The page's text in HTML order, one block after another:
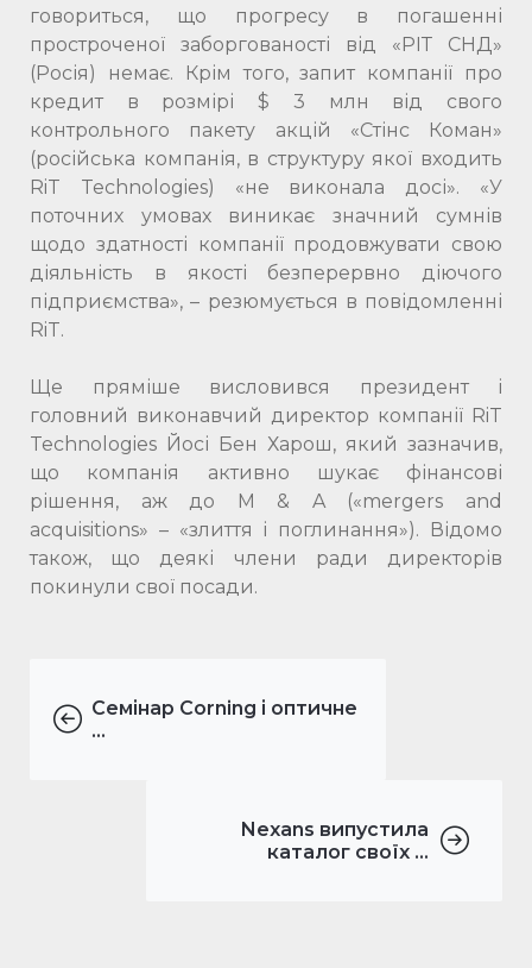
говориться, що прогресу в погашенні
простроченої заборгованості від «РІТ СНД»
(Росія) немає. Крім того, запит компанії про
кредит в розмірі $ 3 млн від свого
контрольного пакету акцій «Стінс Коман»
(російська компанія, в структуру якої входить
RiT Technologies) «не виконала досі». «У
поточних умовах виникає значний сумнів
щодо здатності компанії продовжувати свою
діяльність в якості безперервно діючого
підприємства», – резюмується в повідомленні
RiT.
Ще пряміше висловився президент і
головний виконавчий директор компанії RiT
Technologies Йосі Бен Харош, який зазначив,
що компанія активно шукає фінансові
рішення, аж до M & A («mergers and
acquisitions» – «злиття і поглинання»). Відомо
також, що деякі члени ради директорів
покинули свої посади.
Семінар Corning і оптичне
...
Nexans випустила
каталог своїх ...